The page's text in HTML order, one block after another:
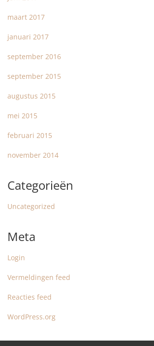
maart 2017
januari 2017
september 2016
september 2015
augustus 2015
mei 2015
februari 2015
november 2014
Categorieën
Uncategorized
Meta
Login
Vermeldingen feed
Reacties feed
WordPress.org